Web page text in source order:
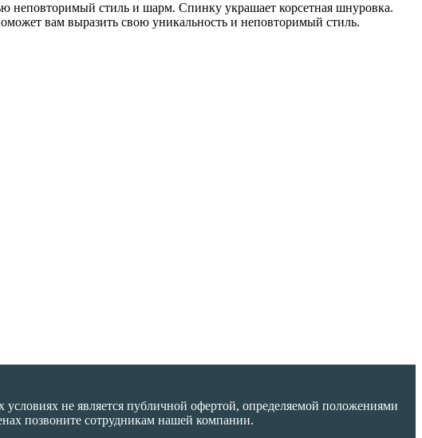
стиль и шарм. Спинку украшает корсетная шнуровка.
вам выразить свою уникальность и неповторимый стиль.
не является публичной офертой, определяемой положениями
позвоните сотрудникам нашей компании.